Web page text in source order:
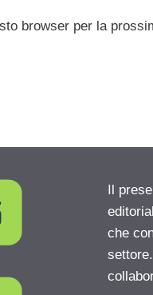
browser per la
Il
che